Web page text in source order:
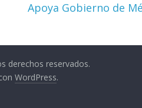
Apoya Gobierno de
derechos reservados.
WordPress.